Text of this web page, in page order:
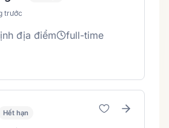
trước
địa điểm full-time
Hết hạn